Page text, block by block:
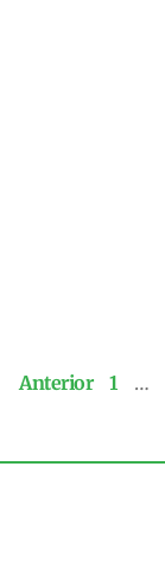
Anterior 1 …